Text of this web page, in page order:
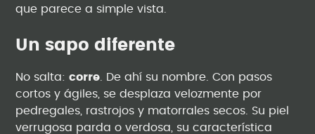
que parece a simple vista.
Un sapo diferente
No salta:corre . De ahí su nombre. Con pasos
cortos y ágiles, se desplaza velozmente por
pedregales, rastrojos y matorrales secos. Su piel
verrugosa parda o verdosa, su característica